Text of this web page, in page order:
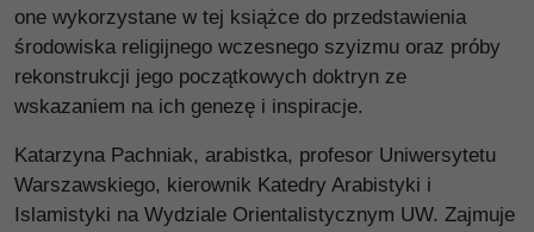
one wykorzystane w tej książce do przedstawienia
środowiska religijnego wczesnego szyizmu oraz próby
rekonstrukcji jego początkowych doktryn ze
wskazaniem na ich genezę i inspiracje.
Katarzyna Pachniak, arabistka, profesor Uniwersytetu
Warszawskiego, kierownik Katedry Arabistyki i
Islamistyki na Wydziale Orientalistycznym UW. Zajmuje